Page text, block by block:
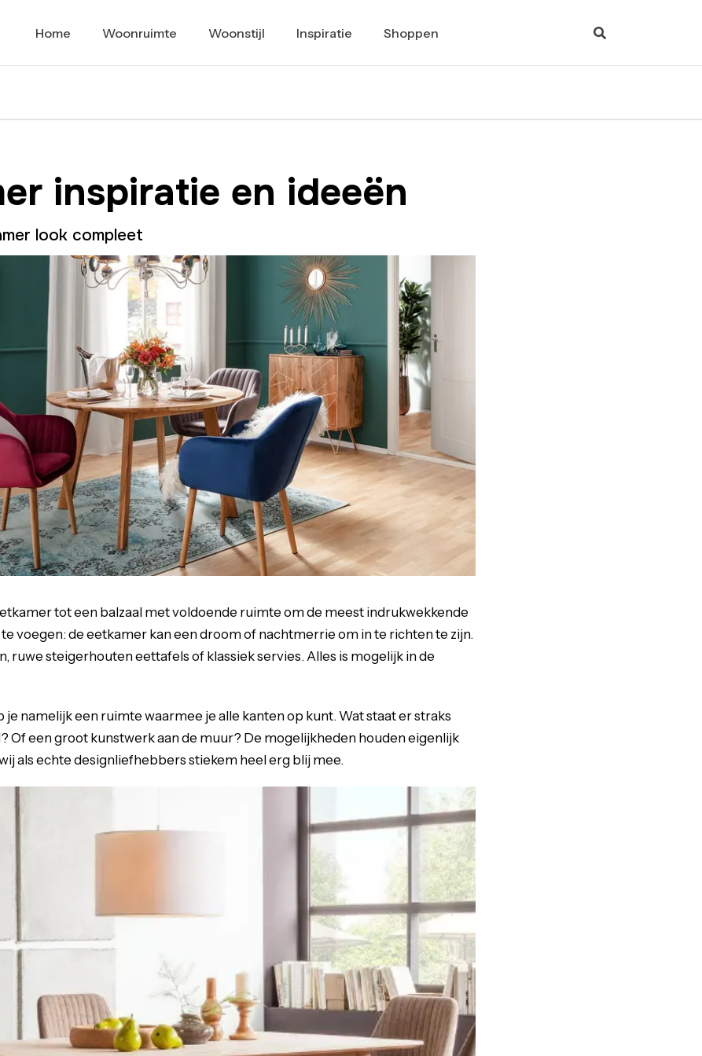
Home Woonruimte Woonstijl Inspiratie Shoppen
inspiratie en ideeën
look compleet
tot een balzaal met voldoende ruimte om de meest indrukwekkende
voegen: de eetkamer kan een droom of nachtmerrie om in te richten te zijn.
ruwe steigerhouten eettafels of klassiek servies. Alles is mogelijk in de
namelijk een ruimte waarmee je alle kanten op kunt. Wat staat er straks
Of een groot kunstwerk aan de muur? De mogelijkheden houden eigenlijk
als echte designliefhebbers stiekem heel erg blij mee.